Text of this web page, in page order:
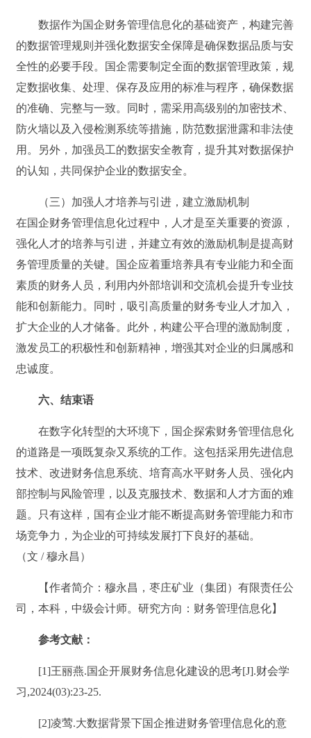
数据作为国企财务管理信息化的基础资产，构建完善
的数据管理规则并强化数据安全保障是确保数据品质与安
全性的必要手段。国企需要制定全面的数据管理政策，规
定数据收集、处理、保存及应用的标准与程序，确保数据
的准确、完整与一致。同时，需采用高级别的加密技术、
防火墙以及入侵检测系统等措施，防范数据泄露和非法使
用。另外，加强员工的数据安全教育，提升其对数据保护
的认知，共同保护企业的数据安全。
（三）加强人才培养与引进，建立激励机制
在国企财务管理信息化过程中，人才是至关重要的资源，
强化人才的培养与引进，并建立有效的激励机制是提高财
务管理质量的关键。国企应着重培养具有专业能力和全面
素质的财务人员，利用内外部培训和交流机会提升专业技
能和创新能力。同时，吸引高质量的财务专业人才加入，
扩大企业的人才储备。此外，构建公平合理的激励制度，
激发员工的积极性和创新精神，增强其对企业的归属感和
忠诚度。
六、结束语
在数字化转型的大环境下，国企探索财务管理信息化
的道路是一项既复杂又系统的工作。这包括采用先进信息
技术、改进财务信息系统、培育高水平财务人员、强化内
部控制与风险管理，以及克服技术、数据和人才方面的难
题。只有这样，国有企业才能不断提高财务管理能力和市
场竞争力，为企业的可持续发展打下良好的基础。
（文 / 穆永昌）
【作者简介：穆永昌，枣庄矿业（集团）有限责任公
司，本科，中级会计师。研究方向：财务管理信息化】
参考文献：
[1]王丽燕.国企开展财务信息化建设的思考[J].财会学
习,2024(03):23-25.
[2]凌莺.大数据背景下国企推进财务管理信息化的意